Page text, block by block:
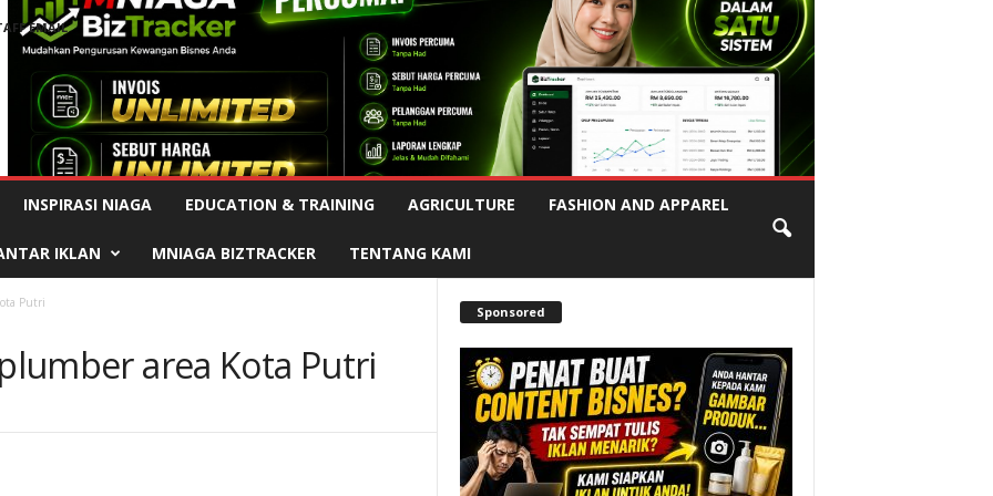
EMAIL
Advertisement
INSPIRASI NIAGA EDUCATION & TRAINING AGRICULTURE FASHION AND APPAREL
IKLAN MNIAGA BIZTRACKER TENTANG KAMI
Putri
area Kota Putri
Sponsored